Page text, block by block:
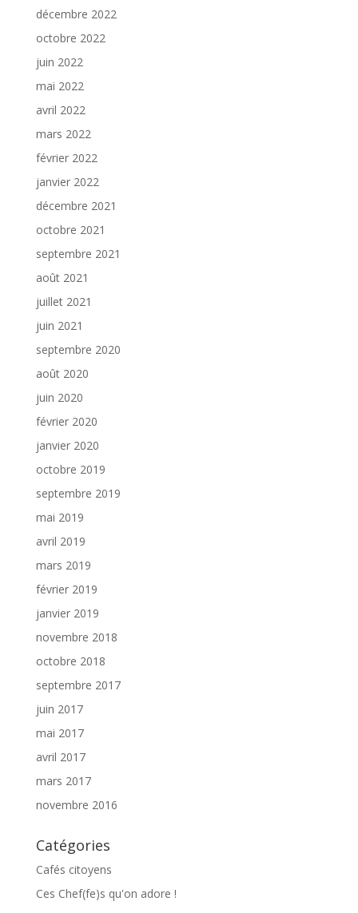
décembre 2022
octobre 2022
juin 2022
mai 2022
avril 2022
mars 2022
février 2022
janvier 2022
décembre 2021
octobre 2021
septembre 2021
août 2021
juillet 2021
juin 2021
septembre 2020
août 2020
juin 2020
février 2020
janvier 2020
octobre 2019
septembre 2019
mai 2019
avril 2019
mars 2019
février 2019
janvier 2019
novembre 2018
octobre 2018
septembre 2017
juin 2017
mai 2017
avril 2017
mars 2017
novembre 2016
Catégories
Cafés citoyens
Ces Chef(fe)s qu'on adore !